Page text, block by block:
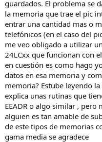
guardados. El problema se
la memoria que trae el pic
entrar una cantidad mas o
telefónicos (en el caso del
me veo obligado a utilizar
24LCxx que funcionan con
en cuestión es como hago
datos en esa memoria y
memoria? Estube leyendo
explica unas rutinas que
EEADR o algo similar , pero
alguien es tan amable de
de este tipos de memorias
gama media se agradece